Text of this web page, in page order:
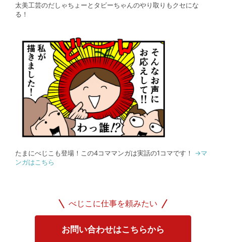
太美工芸のだしゃちょーとタビーちゃんのやり取りもクセにな
る！
たまにべじこも登場！この4コママンガは実話の1コマです！ →マ
ンガはこちら
べじこに仕事を頼みたい
お問い合わせはこちらから